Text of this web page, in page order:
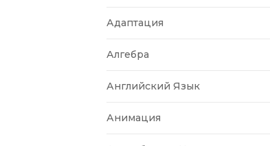
Адаптация
Алгебра
Английский Язык
Анимация